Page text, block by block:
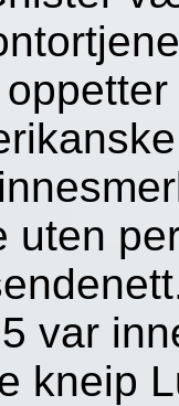
uten
var
kneip